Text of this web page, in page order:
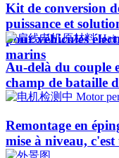
Kit de conversion
puissance et
pour véhicules
marins
Au-delà du couple
champ de bataille
Remontage en
mise à niveau,